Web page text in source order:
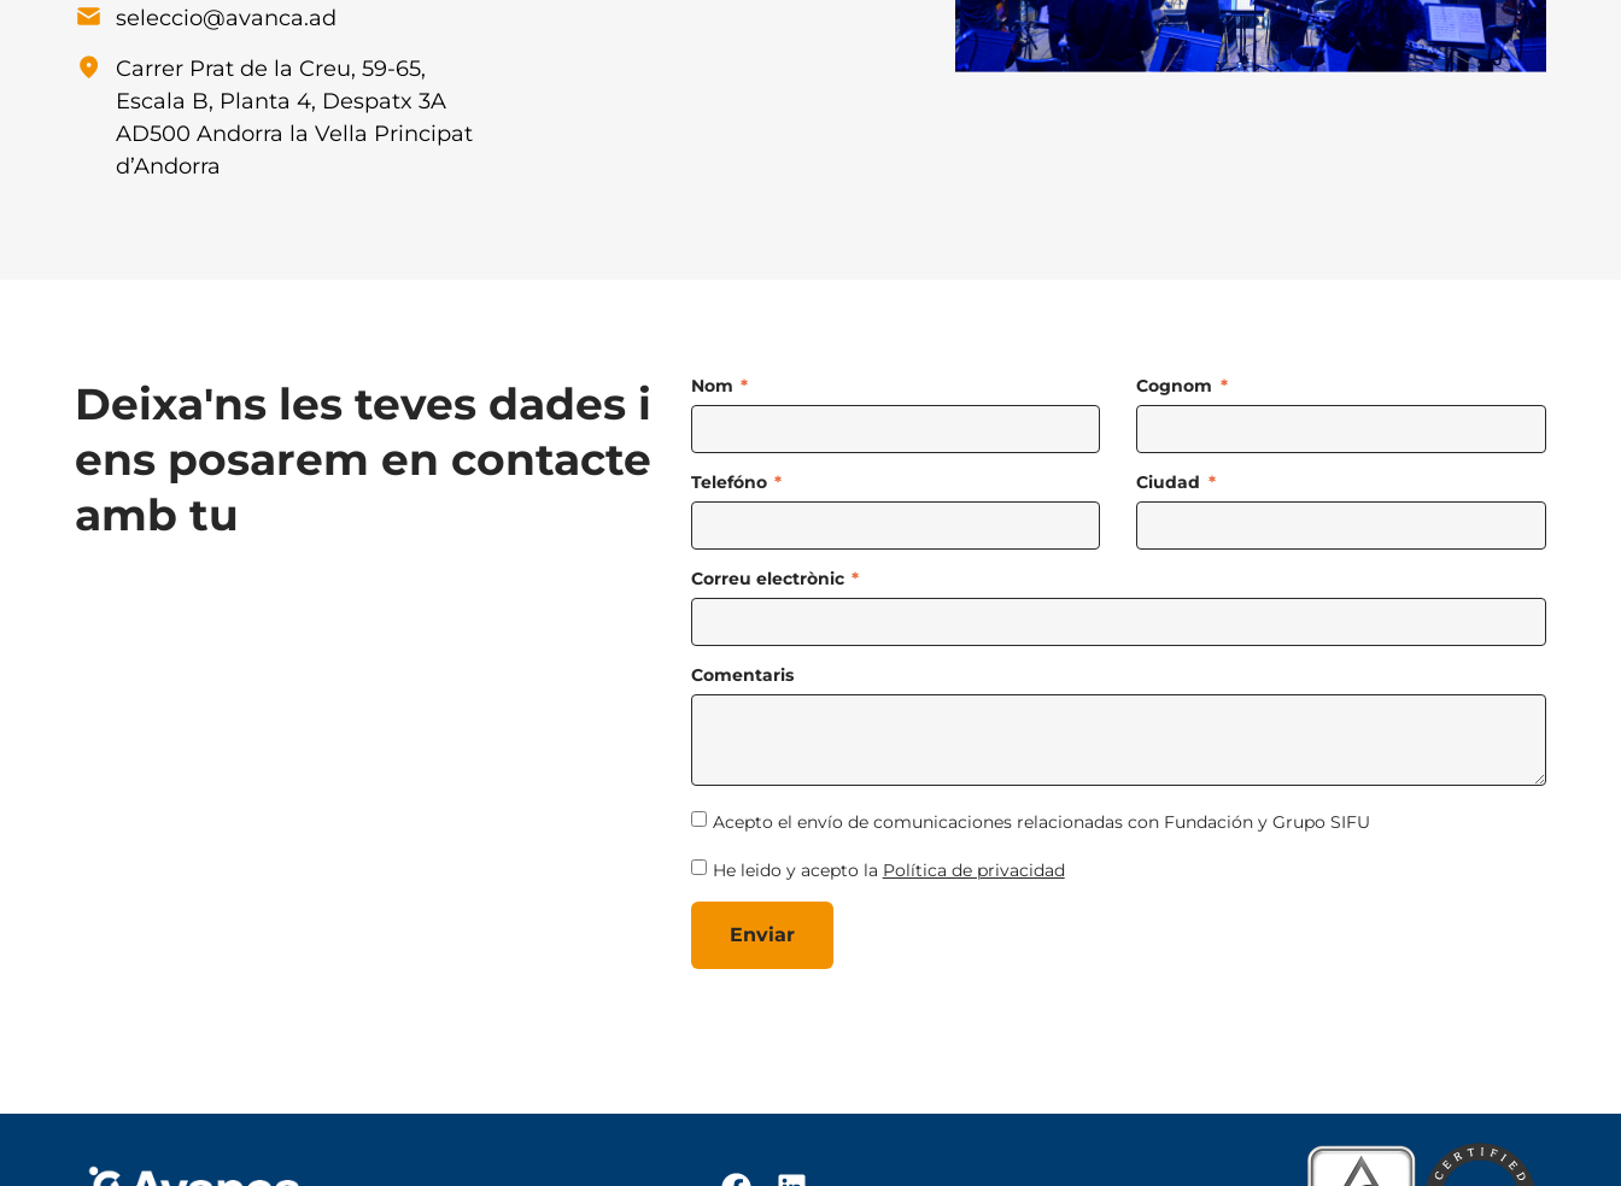
seleccio@avanca.ad
Carrer Prat de la Creu, 59-65,
Escala B, Planta 4, Despatx 3A
AD500 Andorra la Vella Principat
d’Andorra
Deixa'ns les teves dades i
ens posarem en contacte
amb tu
Nom Cognom
Telefóno Ciudad
Correu electrònic
Comentaris
Acepto el envío de comunicaciones relacionadas con Fundación y Grupo SIFU
He leido y acepto la Política de privacidad
Enviar